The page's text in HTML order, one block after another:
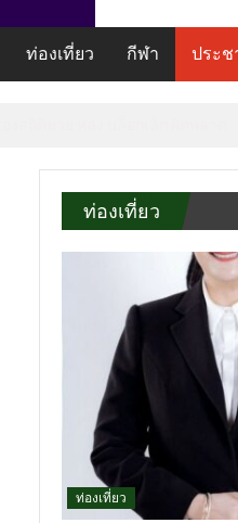
ท่องเที่ยว กีฬา ประ
ท่องเที่ยว
ท่องเที่ยว